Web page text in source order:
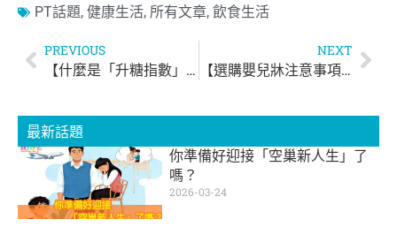
PT話題, 健康生活, 所有文章, 飲食生活
PREVIOUS
【什麼是「升糖指數」？GI值】
NEXT
【選購嬰兒牀注意事項】
最新話題
你準備好迎接「空巢新人生」了
嗎？
2026-03-24